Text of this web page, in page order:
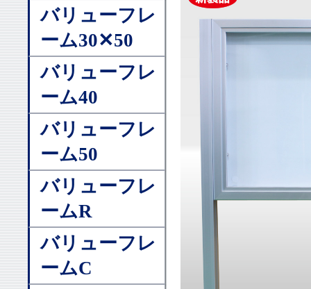
バリューフレ
ーム30✕50
バリューフレ
ーム40
バリューフレ
ーム50
バリューフレ
ームR
バリューフレ
ームC